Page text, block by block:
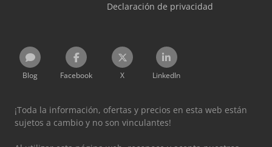
Declaración de privacidad
Blog Facebook X LinkedIn
¡Toda la información, ofertas y precios en esta web están
sujetos a cambio y no son vinculantes!